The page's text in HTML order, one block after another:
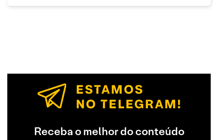
Receba o melhor do conteúdo